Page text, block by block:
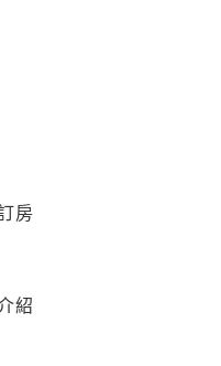
房
紹